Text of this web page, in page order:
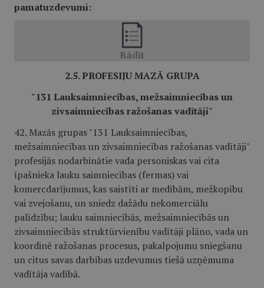
pamatuzdevumi:
2.5. PROFESIJU MAZĀ GRUPA
"131 Lauksaimniecības, mežsaimniecības un
zivsaimniecības ražošanas vadītāji"
42. Mazās grupas "131 Lauksaimniecības,
mežsaimniecības un zivsaimniecības ražošanas vadītāji"
profesijās nodarbinātie vada personiskas vai cita
īpašnieka lauku saimniecības (fermas) vai
komercdarījumus, kas saistīti ar medībām, mežkopību
vai zvejošanu, un sniedz dažādu nekomerciālu
palīdzību; lauku saimniecībās, mežsaimniecībās un
zivsaimniecībās struktūrvienību vadītāji plāno, vada un
koordinē ražošanas procesus, pakalpojumu sniegšanu
un citus savas darbības uzdevumus tiešā uzņēmuma
vadītāja vadībā.